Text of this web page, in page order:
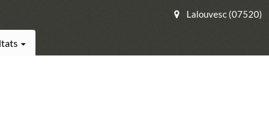
Lalouvesc (07520)